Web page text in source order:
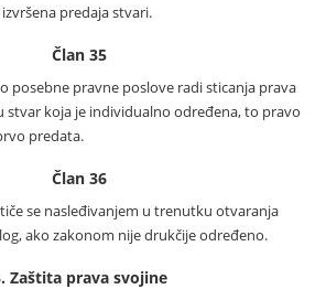
predaja stvari.
Član 35
posebne pravne poslove radi sticanja prava
stvar koja je individualno određena, to pravo
predata.
Član 36
se nasleđivanjem u trenutku otvaranja
ako zakonom nije drukčije određeno.
Zaštita prava svojine